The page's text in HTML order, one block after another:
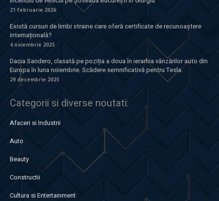
21 februarie 2026
Există cursuri de limbi straine care oferă certificate de recunoaștere
internațională?
4 noiembrie 2025
Dacia Sandero, clasată pe poziția a doua în ierarhia vânzărilor auto din
Europa în luna noiembrie. Scădere semnificativă pentru Tesla.
29 decembrie 2025
Categorii si diverse noutati:
Afaceri si Industrii
Auto
Beauty
Constructii
Cultura si Entertainment